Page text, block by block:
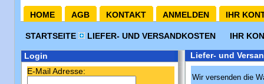
HOME AGB KONTAKT ANMELDEN IHR
STARTSEITE LIEFER- UND VERSANDKOSTEN IHR
Login
E-Mail Adresse:
Liefer- und
Wir versenden die